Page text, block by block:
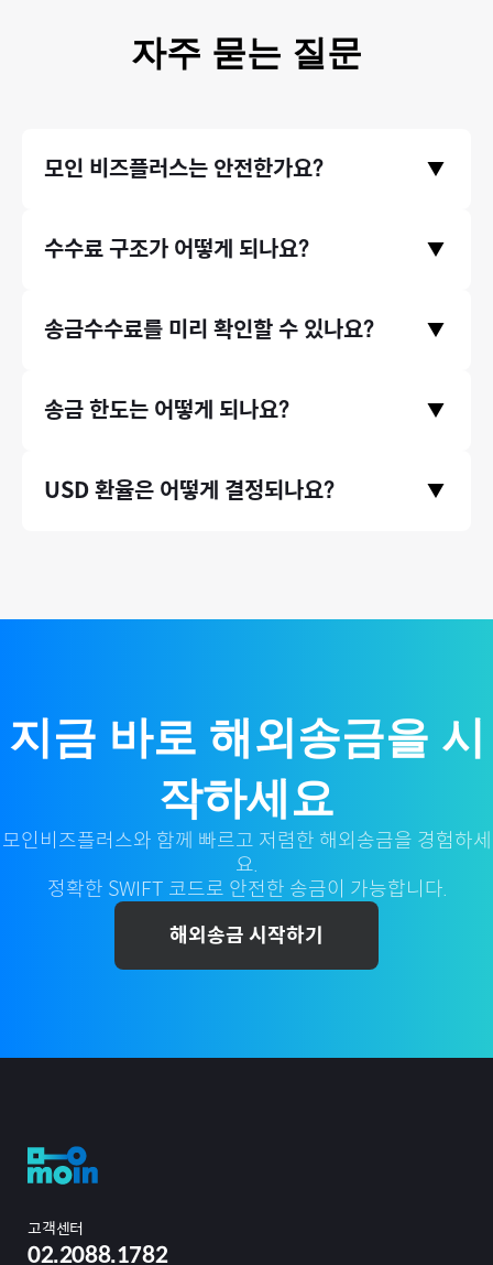
자주 묻는 질문
모인 비즈플러스는 안전한가요? ▼
의 모든 거래는 한국은행/금융감독원에 보고되며 감독 됩니다. 이
아니라, 지그재그, 에이블리와 같은 기업들에서도 모인 서비스를
수수료 구조가 어떻게 되나요? ▼
직 송금기관 수수료만 받고있습니다. 따라서 송금 시 발생하는 수
송금수수료를 미리 확인할 수 있나요? ▼
송금 국가와 원하시는 송금액을 입력하고 하단에 수수료 비교 영
있습니다.
송금 한도는 어떻게 되나요? ▼
액 없이 무제한으로 송금할 수 있습니다. (단, 태국 등 일부 국가의
USD 환율은 어떻게 결정되나요? ▼
지금 바로 해외송금을 시
작하세요
모인비즈플러스와 함께 빠르고 저렴한 해외송금을 경험하세
요.
정확한 SWIFT 코드로 안전한 송금이 가능합니다.
해외송금 시작하기
고객센터
02.2088.1782